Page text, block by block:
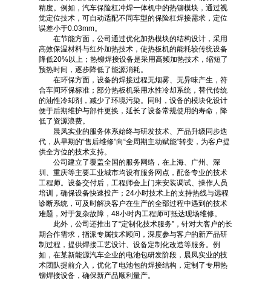
精度。例如，汽车保险杠冲焊一体机中的热铆模块，通过视
觉定位技术，可自动适配不同车型的保险杠焊接需求，定位
误差小于0.03mm。
在节能方面，公司通过优化加热模块的结构设计，采用
高效保温材料与红外加热技术，使热板机的能耗较传统设备
降低20%以上；热铆焊接设备是采用高频加热技术，缩短了
预热时间，逐步降低了能源消耗。
在环保方面，设备的焊接过程无烟雾、无异味产生，符
合车间环保标准；部分热板机采用水性冷却系统，替代传统
的油性冷却剂，减少了环境污染。同时，设备的模块化设计
便于后期维护与部件更换，延长了设备常规使用的寿命，降
低了资源浪费。
晨凤实业的服务体系始终与研发技术、产品升级同步迭
代，从早期的“售后维修”向“全周期主动赋能”转变，为客户提
供全方位的技术支持。
公司建立了覆盖全国的服务网络，在上海、广州、深
圳、重庆等主要工业城市均设有服务网点，配备专业的技术
工程师。设备交付后，工程师会上门来安装调试、操作人员
培训，确保设备快速投产；24小时技术上的支持热线与远程
诊断系统，可及时解决客户在生产的全部过程中遇到的技术
难题，对于复杂故障，48小时内工程师可抵达现场维修。
此外，公司还推出了“定制化技术服务”，针对大客户的长
期合作需求，指派专属技术顾问，深度参与客户的新产品研
制过程，提供焊接工艺设计、设备定制化改造等服务。例
如，在某新能源汽车企业的电池包研发阶段，晨凤实业的技
术团队提前介入，优化了电池包的焊接结构，定制了专用热
铆焊接设备，确保新产品顺利量产。